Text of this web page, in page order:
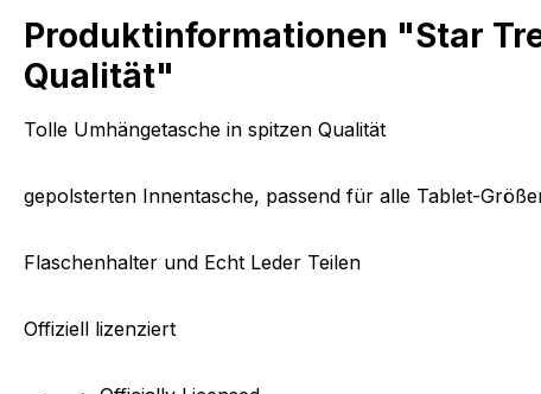
Produktinformationen "Star
Qualität"
Tolle Umhängetasche in spitzen Qualität
gepolsterten Innentasche, passend für alle Tablet-
Flaschenhalter und Echt Leder Teilen
Offiziell lizenziert